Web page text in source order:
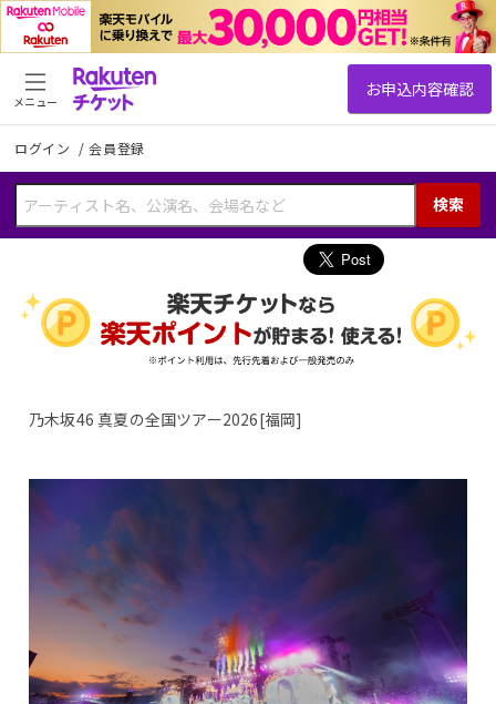
ログイン /会員登録
検索
メニュー
乃木坂46 真夏の全国ツアー2026[福岡]